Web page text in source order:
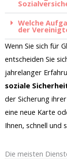
Welche
der
Wenn Sie sich für
entscheiden Sie
jahrelanger
soziale
der Sicherung ihrer
eine neue Karte
Ihnen, schnell und
Die meisten